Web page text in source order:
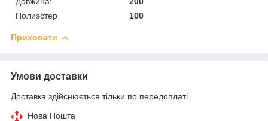
Полиэстер
100
Приховати
Умови доставки
Доставка здійснюється тільки по передоплаті.
Нова Пошта